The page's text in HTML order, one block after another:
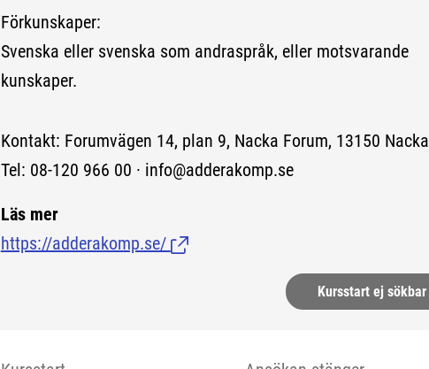
Förkunskaper:
Svenska eller svenska som andraspråk, eller motsvarande
kunskaper.
Kontakt: Forumvägen 14, plan 9, Nacka Forum, 13150 Nacka
Tel: 08-120 966 00 · info@adderakomp.se
Läs mer
https://adderakomp.se/ (Länk till extern sida.)
Kursstart ej sökbar